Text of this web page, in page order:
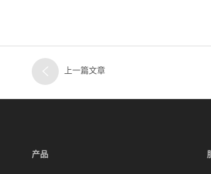
上一篇文章
产品